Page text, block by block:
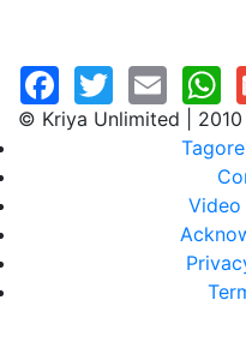
© Kriya Unlimited |
Video